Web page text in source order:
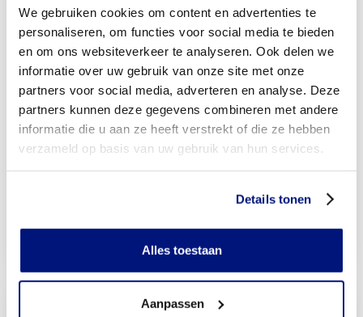
We gebruiken cookies om content en advertenties te
personaliseren, om functies voor social media te bieden
en om ons websiteverkeer te analyseren. Ook delen we
informatie over uw gebruik van onze site met onze
partners voor social media, adverteren en analyse. Deze
partners kunnen deze gegevens combineren met andere
informatie die u aan ze heeft verstrekt of die ze hebben
verzameld op basis van uw gebruik van hun services.
Details tonen
Alles toestaan
Aanpassen